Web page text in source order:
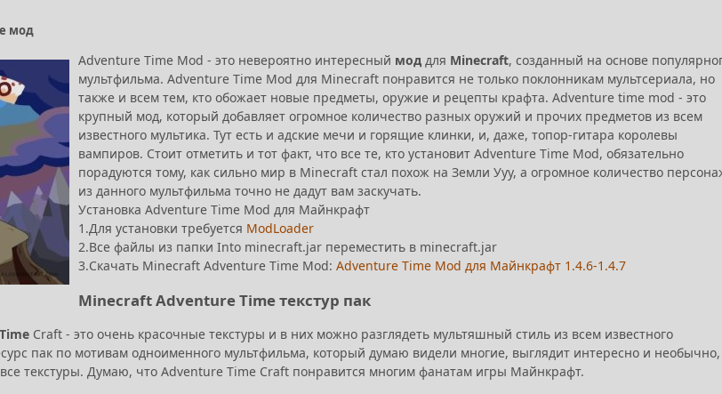
мод
Adventure Time Mod - это невероятно интересный мод для Minecraft, созданный на основе
мультфильма. Adventure Time Mod для Minecraft понравится не только поклонникам мультсериала, но
также и всем тем, кто обожает новые предметы, оружие и рецепты крафта. Adventure time mod - это
крупный мод, который добавляет огромное количество разных оружий и прочих предметов из всем
известного мультика. Тут есть и адские мечи и горящие клинки, и, даже, топор-гитара королевы
вампиров. Стоит отметить и тот факт, что все те, кто установит Adventure Time Mod, обязательно
порадуются тому, как сильно мир в Minecraft стал похож на Земли Ууу, а огромное количество
из данного мультфильма точно не дадут вам заскучать.
Установка Adventure Time Mod для Майнкрафт
1.Для установки требуется ModLoader
2.Все файлы из папки Into minecraft.jar переместить в minecraft.jar
3.Скачать Minecraft Adventure Time Mod: Adventure Time Mod для Майнкрафт 1.4.6-1.4.7
Minecraft Adventure Time текстур пак
Craft - это очень красочные текстуры и в них можно разглядеть мультяшный стиль из всем известного
пак по мотивам одноименного мультфильма, который думаю видели многие, выглядит интересно и необычно,
текстуры. Думаю, что Adventure Time Craft понравится многим фанатам игры Майнкрафт.